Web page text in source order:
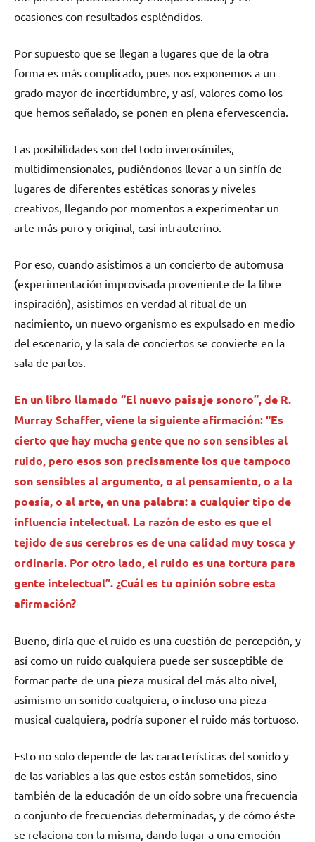
ocasiones con resultados espléndidos.
Por supuesto que se llegan a lugares que de la otra
forma es más complicado, pues nos exponemos a un
grado mayor de incertidumbre, y así, valores como los
que hemos señalado, se ponen en plena efervescencia.
Las posibilidades son del todo inverosímiles,
multidimensionales, pudiéndonos llevar a un sinfín de
lugares de diferentes estéticas sonoras y niveles
creativos, llegando por momentos a experimentar un
arte más puro y original, casi intrauterino.
Por eso, cuando asistimos a un concierto de automusa
(experimentación improvisada proveniente de la libre
inspiración), asistimos en verdad al ritual de un
nacimiento, un nuevo organismo es expulsado en medio
del escenario, y la sala de conciertos se convierte en la
sala de partos.
En un libro llamado “El nuevo paisaje sonoro”, de R.
Murray Schaffer, viene la siguiente afirmación: “Es
cierto que hay mucha gente que no son sensibles al
ruido, pero esos son precisamente los que tampoco
son sensibles al argumento, o al pensamiento, o a la
poesía, o al arte, en una palabra: a cualquier tipo de
influencia intelectual. La razón de esto es que el
tejido de sus cerebros es de una calidad muy tosca y
ordinaria. Por otro lado, el ruido es una tortura para
gente intelectual”. ¿Cuál es tu opinión sobre esta
afirmación?
Bueno, diría que el ruido es una cuestión de percepción, y
así como un ruido cualquiera puede ser susceptible de
formar parte de una pieza musical del más alto nivel,
asimismo un sonido cualquiera, o incluso una pieza
musical cualquiera, podría suponer el ruido más tortuoso.
Esto no solo depende de las características del sonido y
de las variables a las que estos están sometidos, sino
también de la educación de un oído sobre una frecuencia
o conjunto de frecuencias determinadas, y de cómo éste
se relaciona con la misma, dando lugar a una emoción